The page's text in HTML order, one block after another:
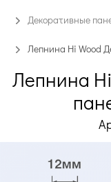
Декоративные
Лепнина Hi Wood
Лепнина